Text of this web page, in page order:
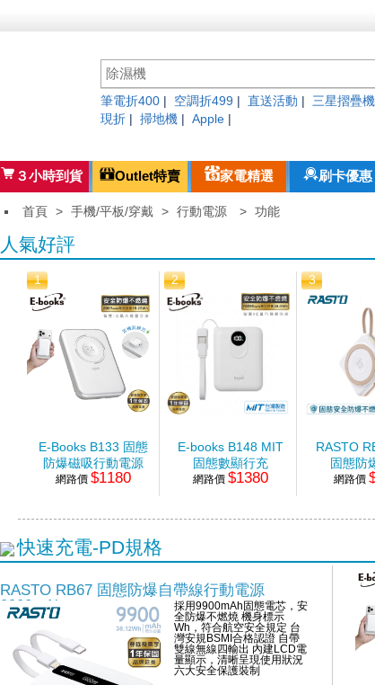
筆電折400 空調折499 直送活動 三星摺疊
現折
掃地機 Apple
３小時到貨 Outlet特賣 家電精選 刷卡優惠
首頁 > 手機/平板/穿戴 > 行動電源 > 功能
人氣好評
1
E-Books B133 固態
防爆磁吸行動電源
5000mAh
網路價 $1180
2
E-books B148 MIT
固態數顯行充
10000mAh-白
網路價 $1380
3
RASTO
固態防
網路價
快速充電-PD規格
RASTO RB67 固態防爆自帶線行動電源
9900mAh
採用9900mAh固態電芯，安
全防爆不燃燒 機身標示
Wh，符合航空安全規定 台
灣安規BSMI合格認證 自帶
雙線無線四輸出 內建LCD電
量顯示，清晰呈現使用狀況
六大安全保護裝制